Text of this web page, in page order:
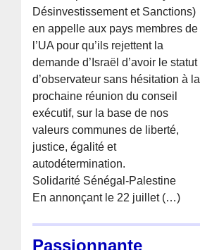
Désinvestissement et Sanctions)
en appelle aux pays membres de
l’UA pour qu’ils rejettent la
demande d’Israël d’avoir le statut
d’observateur sans hésitation à la
prochaine réunion du conseil
exécutif, sur la base de nos
valeurs communes de liberté,
justice, égalité et
autodétermination.
Solidarité Sénégal-Palestine
En annonçant le 22 juillet (…)
Passionnante